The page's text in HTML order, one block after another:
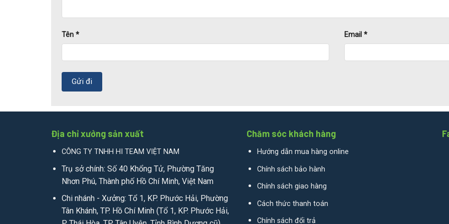
Tên * Email *
Địa chỉ xưởng sản xuất
CÔNG TY TNHH HI TEAM VIỆT NAM
Trụ sở chính: Số 40 Khổng Tử, Phường Tăng
Nhơn Phú, Thành phố Hồ Chí Minh, Việt Nam
Chi nhánh - Xưởng: Tổ 1, KP. Phước Hải, Phường
Tân Khánh, TP. Hồ Chí Minh (Tổ 1, KP. Phước Hải,
Chăm sóc khách hàng
Hướng dẫn mua hàng online
Chính sách bảo hành
Chính sách giao hàng
Cách thức thanh toán
Chính sách đổi trả